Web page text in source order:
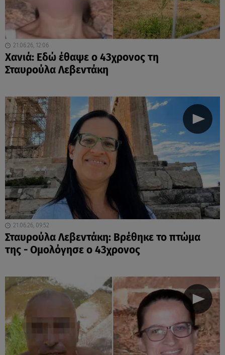
21.06.26, 12:06
Χανιά: Εδώ έθαψε ο 43χρονος τη
Σταυρούλα Λεβεντάκη
21.06.26, 09:52
Σταυρούλα Λεβεντάκη: Βρέθηκε το πτώμα
της - Ομολόγησε ο 43χρονος